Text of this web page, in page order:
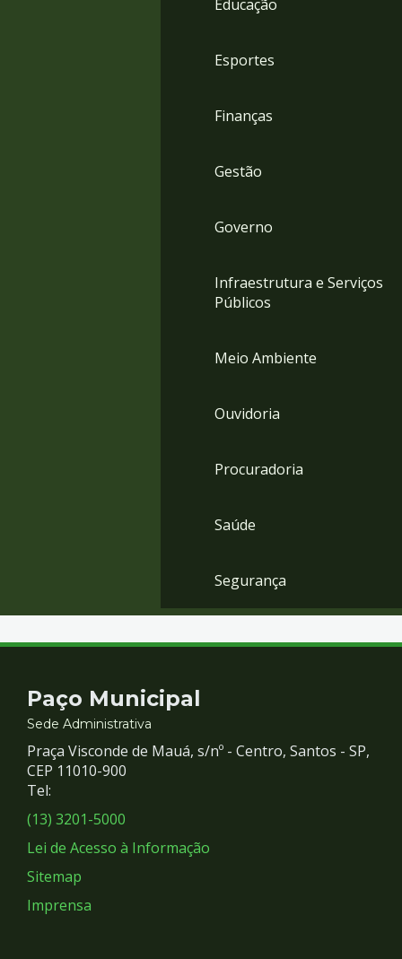
Educação
Esportes
Finanças
Gestão
Governo
Infraestrutura e Serviços
Públicos
Meio Ambiente
Ouvidoria
Procuradoria
Saúde
Segurança
Contato
e
Redes
Sociais
Paço Municipal
Sede Administrativa
Praça Visconde de Mauá, s/nº - Centro, Santos - SP,
CEP 11010-900
Tel:
(13) 3201-5000
Lei de Acesso à Informação
Sitemap
Imprensa